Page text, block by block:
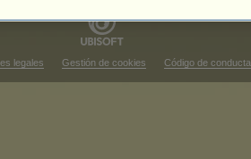
legales Gestión de cookies Código de conducta